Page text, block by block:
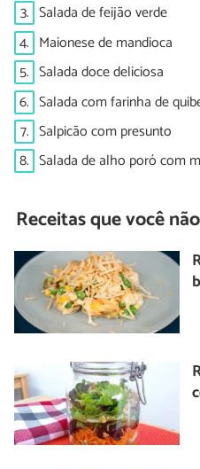
3. Salada de feijão verde
4. Maionese de mandioca
5. Salada doce deliciosa
6. Salada com farinha de
7. Salpicão com presunto
8. Salada de alho poró com
Receitas que você